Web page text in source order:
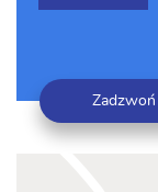
Zadzwoń